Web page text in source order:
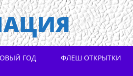
ГОД ФЛЕШ ОТКРЫТКИ